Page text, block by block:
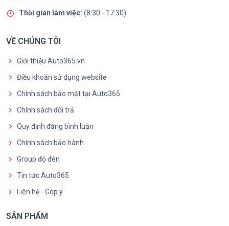
Thời gian làm việc: (8:30 - 17:30)
VỀ CHÚNG TÔI
Giới thiệu Auto365.vn
Điều khoản sử dụng website
Chính sách bảo mật tại Auto365
Chính sách đổi trả
Quy định đăng bình luận
Chính sách bảo hành
Group độ đèn
Tin tức Auto365
Liên hệ - Góp ý
SẢN PHẨM